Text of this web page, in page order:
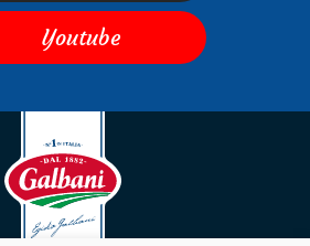
Youtube